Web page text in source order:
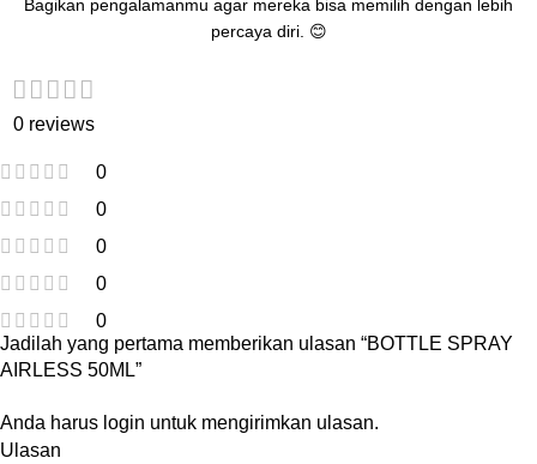
Bagikan pengalamanmu agar mereka bisa memilih dengan lebih
percaya diri. 😊
0 reviews
0
0
0
0
0
Ulasan
Jadilah yang pertama memberikan ulasan “BOTTLE SPRAY
AIRLESS 50ML”
Anda harus login untuk mengirimkan ulasan.